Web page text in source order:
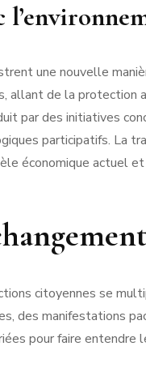
une nouvelle
allant de la protection
par des initiatives
participatifs. La
économique actuel
citoyennes se
des manifestations
pour faire entendre